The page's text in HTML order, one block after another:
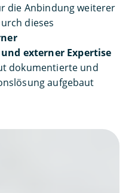
die Anbindung weiterer
dieses
externer Expertise
dokumentierte und
aufgebaut